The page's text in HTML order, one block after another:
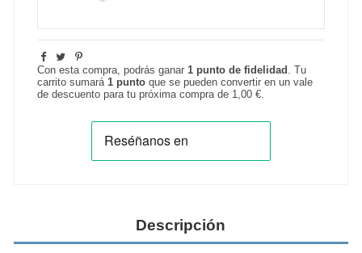
Con esta compra, podrás ganar1 punto de fidelidad . Tu
carrito sumará1 punto que se pueden convertir en un vale
de descuento para tu próxima compra de 1,00 €.
Descripción